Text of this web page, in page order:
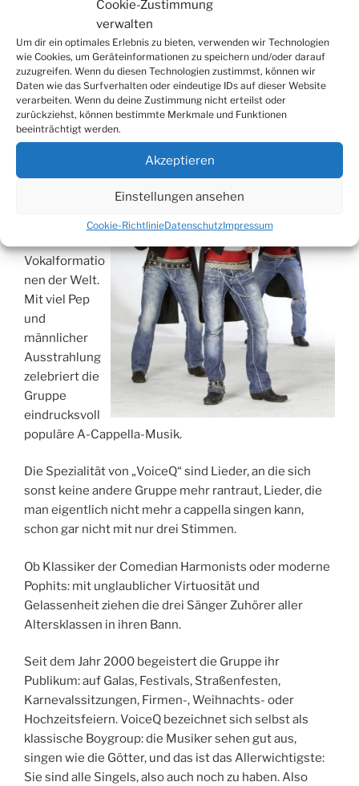
Cookie-Zustimmung
verwalten
Um dir ein optimales Erlebnis zu bieten, verwenden wir Technologien
wie Cookies, um Geräteinformationen zu speichern und/oder darauf
zuzugreifen. Wenn du diesen Technologien zustimmst, können wir
Daten wie das Surfverhalten oder eindeutige IDs auf dieser Website
verarbeiten. Wenn du deine Zustimmung nicht erteilst oder
zurückziehst, können bestimmte Merkmale und Funktionen
beeinträchtigt werden.
Akzeptieren
Einstellungen ansehen
Cookie-RichtlinieDatenschutzImpressum
VERÖFFENTLICHT
AM
24. OKTOBER 2011
„VoiceQ“ im Burghaus Bielstein
Am5. April2012 treten „VoiceQ“ um 20:00 Uhr im
Bielsteiner Burghaus auf.
„VoiceQ“ ist
aber vielleicht
Vokalformatio
nen der Welt.
Mit viel Pep
und
männlicher
Ausstrahlung
zelebriert die
Gruppe
eindrucksvoll
populäre A-Cappella-Musik.
Die Spezialität von „VoiceQ“ sind Lieder, an die sich
sonst keine andere Gruppe mehr rantraut, Lieder, die
man eigentlich nicht mehr a cappella singen kann,
schon gar nicht mit nur drei Stimmen.
Ob Klassiker der Comedian Harmonists oder moderne
Pophits: mit unglaublicher Virtuosität und
Gelassenheit ziehen die drei Sänger Zuhörer aller
Altersklassen in ihren Bann.
Seit dem Jahr 2000 begeistert die Gruppe ihr
Publikum: auf Galas, Festivals, Straßenfesten,
Karnevalssitzungen, Firmen-, Weihnachts- oder
Hochzeitsfeiern. VoiceQ bezeichnet sich selbst als
klassische Boygroup: die Musiker sehen gut aus,
singen wie die Götter, und das ist das Allerwichtigste:
Sie sind alle Singels, also auch noch zu haben. Also